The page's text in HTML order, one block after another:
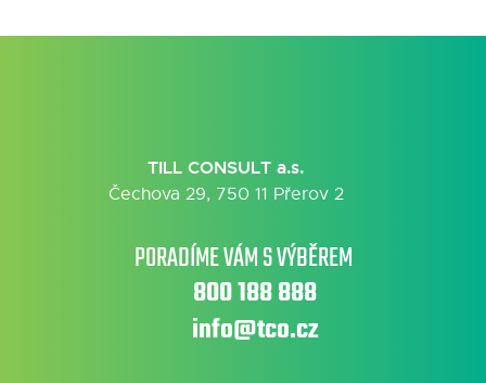
TILL CONSULT a.s.
Čechova 29, 750 11 Přerov 2
PORADÍME VÁM S VÝBĚREM
800 188 888
info@tco.cz